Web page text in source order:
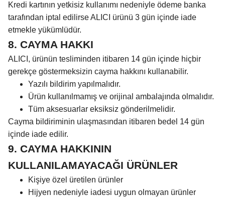
Kredi kartının yetkisiz kullanımı nedeniyle ödeme banka
tarafından iptal edilirse ALICI ürünü 3 gün içinde iade
etmekle yükümlüdür.
8. CAYMA HAKKI
ALICI, ürünün tesliminden itibaren 14 gün içinde hiçbir
gerekçe göstermeksizin cayma hakkını kullanabilir.
Yazılı bildirim yapılmalıdır.
Ürün kullanılmamış ve orijinal ambalajında olmalıdır.
Tüm aksesuarlar eksiksiz gönderilmelidir.
Cayma bildiriminin ulaşmasından itibaren bedel 14 gün
içinde iade edilir.
9. CAYMA HAKKININ
KULLANILAMAYACAĞI ÜRÜNLER
Kişiye özel üretilen ürünler
Hijyen nedeniyle iadesi uygun olmayan ürünler